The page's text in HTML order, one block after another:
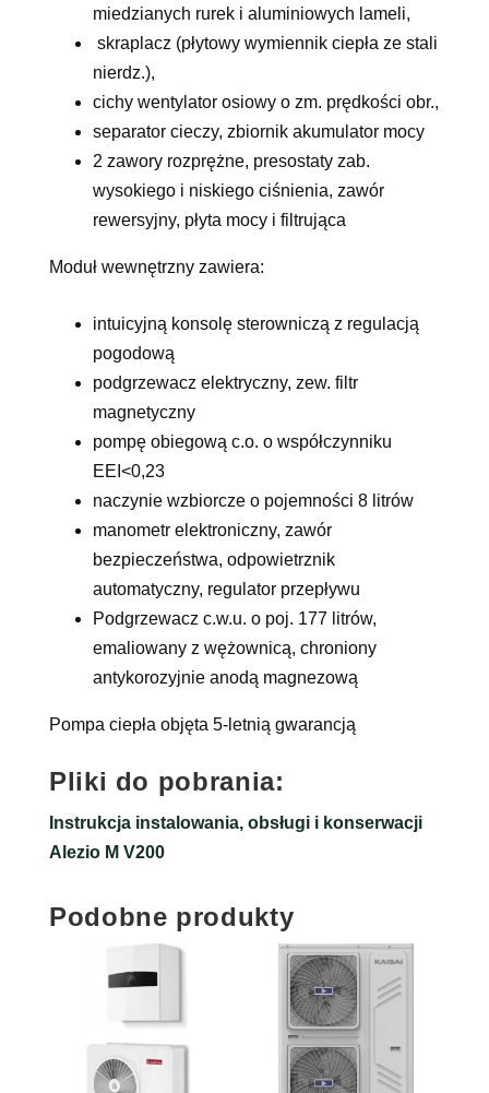
miedzianych rurek i aluminiowych lameli,
skraplacz (płytowy wymiennik ciepła ze stali
nierdz.),
cichy wentylator osiowy o zm. prędkości obr.,
separator cieczy, zbiornik akumulator mocy
2 zawory rozprężne, presostaty zab.
wysokiego i niskiego ciśnienia, zawór
rewersyjny, płyta mocy i filtrująca
Moduł wewnętrzny zawiera:
intuicyjną konsolę sterowniczą z regulacją
pogodową
podgrzewacz elektryczny, zew. filtr
magnetyczny
pompę obiegową c.o. o współczynniku
EEI<0,23
naczynie wzbiorcze o pojemności 8 litrów
manometr elektroniczny, zawór
bezpieczeństwa, odpowietrznik
automatyczny, regulator przepływu
Podgrzewacz c.w.u. o poj. 177 litrów,
emaliowany z wężownicą, chroniony
antykorozyjnie anodą magnezową
Pompa ciepła objęta 5-letnią gwarancją
Pliki do pobrania:
Instrukcja instalowania, obsługi i konserwacji
Alezio M V200
Podobne produkty